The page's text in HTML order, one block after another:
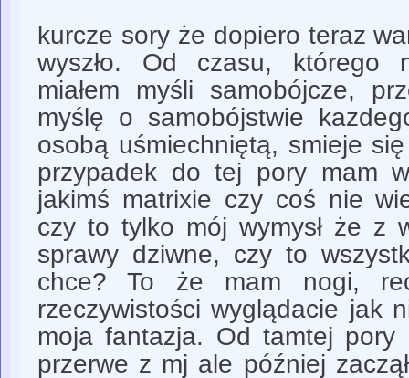
kurcze sory że dopiero teraz
wyszło. Od czasu, którego
miałem myśli samobójcze,
myślę o samobójstwie
osobą uśmiechniętą, smieje
przypadek do tej pory mam
jakimś matrixie czy coś nie
czy to tylko mój wymysł że z
sprawy dziwne, czy to
chce? To że mam nogi,
rzeczywistości wyglądacie jak
moja fantazja. Od tamtej pory
przerwe z mj ale później